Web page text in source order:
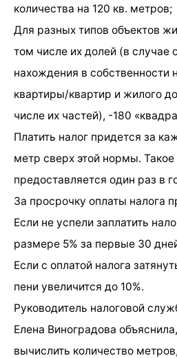
количества на 120 кв. метров;
Для разных типов объектов
том числе их долей (в случае
нахождения в собственности
квартиры/квартир и жилого
числе их частей), -180
Платить налог придется за
метр сверх этой нормы.
предоставляется один раз в
За просрочку оплаты налога
Если не успели заплатить
размере 5% за первые 30
Если с оплатой налога
пени увеличится до 10%.
Руководитель налоговой
Елена Виноградова
вычислить количество